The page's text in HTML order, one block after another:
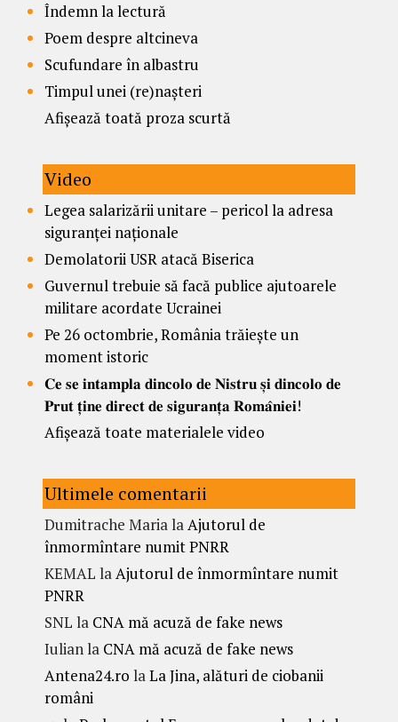
Îndemn la lectură
Poem despre altcineva
Scufundare în albastru
Timpul unei (re)nașteri
Afișează toată proza scurtă
Video
Legea salarizării unitare – pericol la adresa
siguranței naționale
Demolatorii USR atacă Biserica
Guvernul trebuie să facă publice ajutoarele
militare acordate Ucrainei
Pe 26 octombrie, România trăiește un
moment istoric
𝐂𝐞 𝐬𝐞 𝐢𝐧𝐭𝐚𝐦𝐩𝐥𝐚 𝐝𝐢𝐧𝐜𝐨𝐥𝐨 𝐝𝐞 𝐍𝐢𝐬𝐭𝐫𝐮 𝐬̦𝐢 𝐝𝐢𝐧𝐜𝐨𝐥𝐨 𝐝𝐞
𝐏𝐫𝐮𝐭 𝐭̦𝐢𝐧𝐞 𝐝𝐢𝐫𝐞𝐜𝐭 𝐝𝐞 𝐬𝐢𝐠𝐮𝐫𝐚𝐧𝐭̦𝐚 𝐑𝐨𝐦𝐚̂𝐧𝐢𝐞𝐢!
Afișează toate materialele video
Ultimele comentarii
Dumitrache MarialaAjutorul de
înmormîntare numit PNRR
KEMAL laAjutorul de înmormîntare numit
PNRR
SNL la CNA mă acuză de fake news
Iulianla CNA mă acuză de fake news
Antena24.ro laLa Jina, alături de ciobanii
români